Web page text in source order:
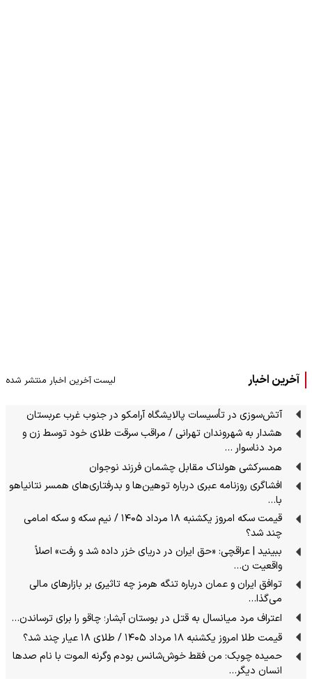
آخرین اخبار لیست آخرین اخبار منتشر شده
آتش‌سوزی در تأسیسات پالایشگاه آرامکو در جنوب غرب عربستان
هشدار به شهروندان تهرانی / مراقب سرقت طلای خود توسط زن و
مرد دناسوار …
همسرکشی هولناک مقابل چشمان فرزند نوجوان
افشاگری روزنامه عبری درباره توهین‌ها و بدرفتاری‌های همسر نتانیاهو
با…
قیمت سکه امروز یکشنبه ۱۸ مرداد ۱۴۰۵ / نیم سکه و سکه امامی
چند شد؟
ببینید | عراقچی: «حق ایران در دریای خزر داده شد و رفت» اصلاً
واقعیت ن…
توافق ایران و عمان درباره تنگه هرمز چه تاثیری بر بازارهای مالی
می‌گذا…
اعتراف مرد میانسال به قتل در بوستان آبشار؛ چاقو را برای ترساندن…
قیمت طلا امروز یکشنبه ۱۸ مرداد ۱۴۰۵ / طلای ۱۸ عیار چند شد؟
حمیده چوبک: من فقط خوش‌شانس بودم وگرنه الموت با نام صدها
انسان دیگر…